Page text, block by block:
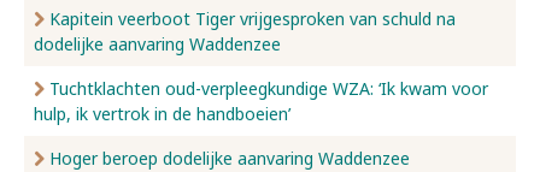
Kapitein veerboot Tiger vrijgesproken van schuld na
dodelijke aanvaring Waddenzee
Tuchtklachten oud-verpleegkundige WZA: ‘Ik kwam voor
hulp, ik vertrok in de handboeien’
Hoger beroep dodelijke aanvaring Waddenzee